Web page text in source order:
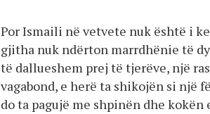
Por Ismaili në vetvete nuk është i
gjitha nuk ndërton marrdhënie të
të dallueshem prej të tjerëve, një
vagabond, e herë ta shikojën si një
do ta pagujë me shpinën dhe kokën